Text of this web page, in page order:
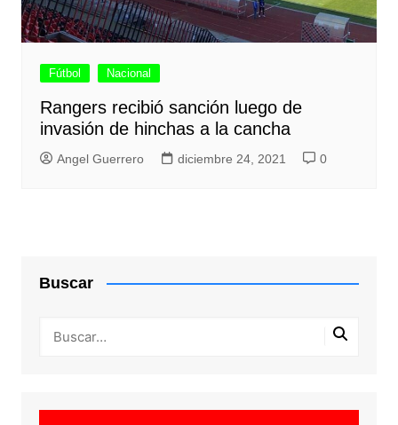
Fútbol Nacional
Rangers recibió sanción luego de
invasión de hinchas a la cancha
Angel Guerrero diciembre 24, 2021 0
Buscar